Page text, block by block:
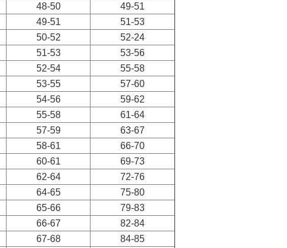
48-50
49-51
49-51
51-53
50-52
52-24
51-53
53-56
52-54
55-58
53-55
57-60
54-56
59-62
55-58
61-64
57-59
63-67
58-61
66-70
60-61
69-73
62-64
72-76
64-65
75-80
65-66
79-83
66-67
82-84
67-68
84-85